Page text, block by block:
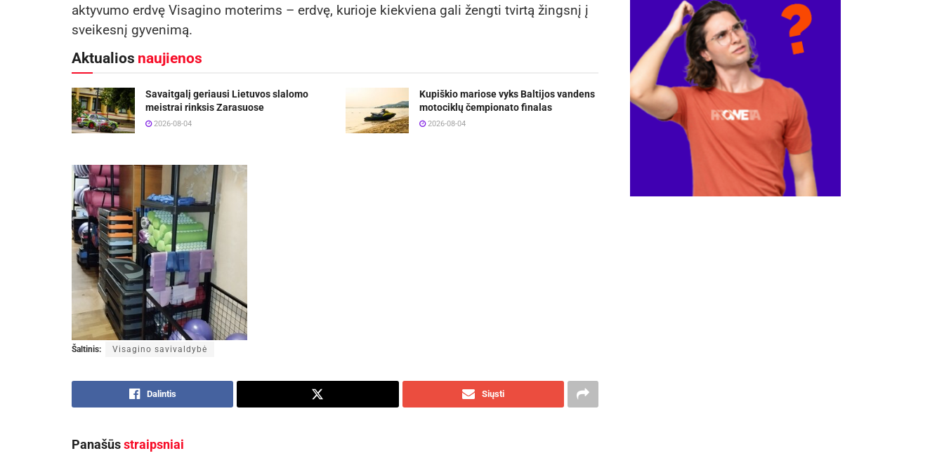
aktyvumo erdvę Visagino moterims – erdvę, kurioje kiekviena gali žengti tvirtą žingsnį į
sveikesnį gyvenimą.
Aktualios naujienos
Savaitgalį geriausi Lietuvos slalomo
meistrai rinksis Zarasuose
2026-08-04
Kupiškio mariose vyks Baltijos vandens
motociklų čempionato finalas
2026-08-04
Šaltinis: Visagino savivaldybė
Dalintis Siųsti
Panašūsstraipsniai